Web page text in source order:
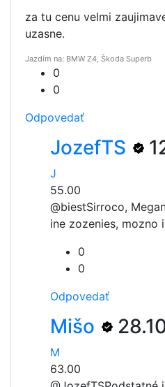
za tu cenu velmi
uzasne.
Jazdím na: BMW Z4, Škoda Superb
0
0
Odpovedať
JozefTS
J
55.00
@biestSirroco,
ine zozenies, mozno
0
0
Odpovedať
Mišo
M
63.00